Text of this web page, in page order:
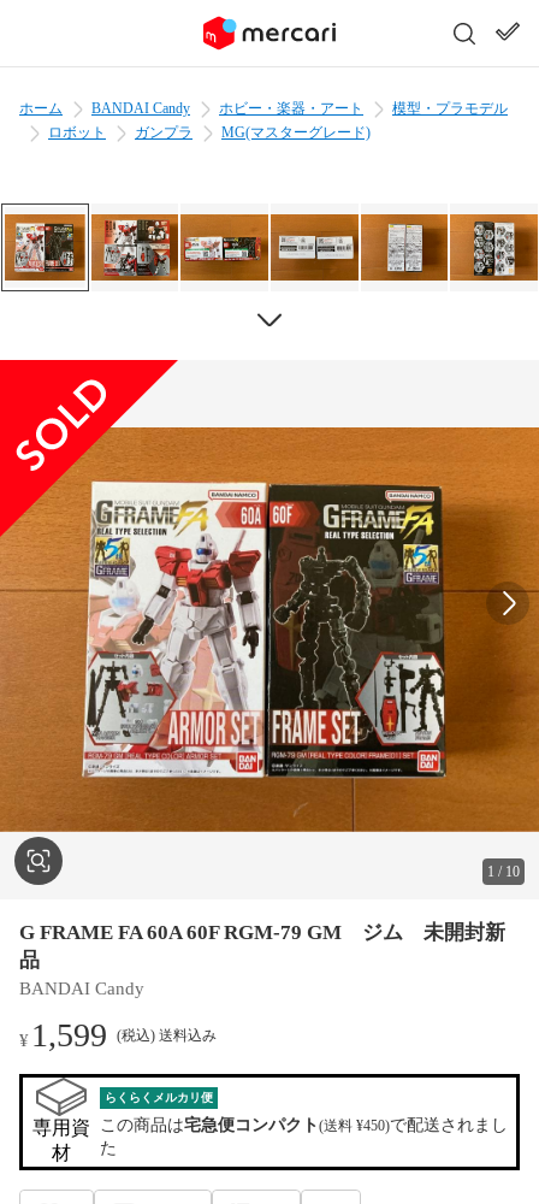
ホーム BANDAI Candy ホビー・楽器・アート
模型・プラモデル
ロボット
ガンプラ MG(マスターグレード)
1 / 10
G FRAME FA 60A 60F RGM-79 GM ジム 未開封新
品
BANDAI Candy
¥ 1,599 (税込) 送料込み
専用資
材
らくらくメルカリ便
この商品は宅急便コンパクト(送料 ¥450)で配送されまし
た